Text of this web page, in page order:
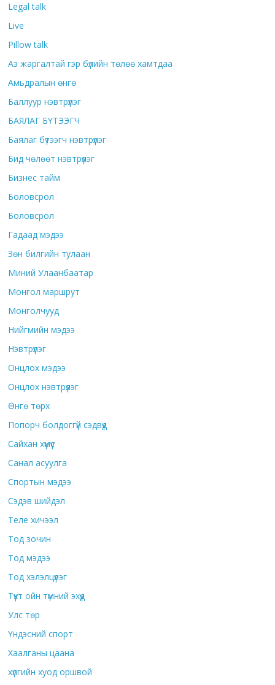
Legal talk
Live
Pillow talk
Аз жаргалтай гэр бүлийн төлөө хамтдаа
Амьдралын өнгө
Баллуур нэвтрүүлэг
БАЯЛАГ БҮТЭЭГЧ
Баялаг бүтээгч нэвтрүүлэг
Бид чөлөөт нэвтрүүлэг
Бизнес тайм
Боловсрол
Боловсрол
Гадаад мэдээ
Зөн билгийн тулаан
Миний Улаанбаатар
Монгол маршрут
Монголчууд
Нийгмийн мэдээ
Нэвтрүүлэг
Онцлох мэдээ
Онцлох нэвтрүүлэг
Өнгө төрх
Попорч болдоггүй сэдвүүд
Сайхан хүмүүс
Санал асуулга
Спортын мэдээ
Сэдэв шийдэл
Теле хичээл
Тод зочин
Тод мэдээ
Тод хэлэлцүүлэг
Түүхт ойн түмний эхүүд
Улс төр
Үндэсний спорт
Хаалганы цаана
хүлгийн хуод оршвой